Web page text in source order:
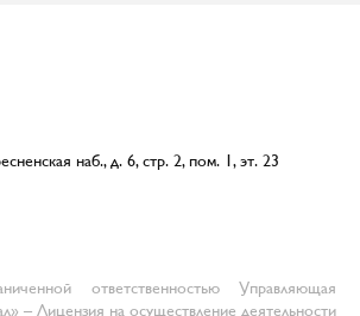
наб., д. 6, стр. 2, пом. 1, эт. 23
ответственностью Управляющая
– Лицензия на осуществление деятельности